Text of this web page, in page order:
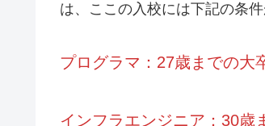
は、ここの入校には下記の条件
プログラマ：27歳までの大
インフラエンジニア：30歳